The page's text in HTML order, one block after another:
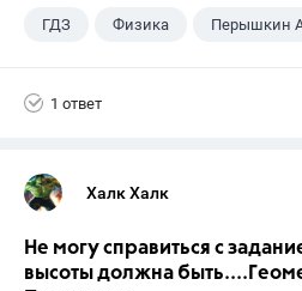
ГДЗ Физика Перышкин
1 ответ
Халк Халк
Не могу справиться с
высоты должна